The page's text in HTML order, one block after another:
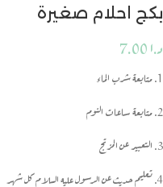
بكج احلام صغيرة
د.ا
1. متابعة شرب الماء
2. متابعة ساعات النوم
3. التعبير عن المزتج
4. تعليم حديث عن الرسول عليه السلام كل شهر